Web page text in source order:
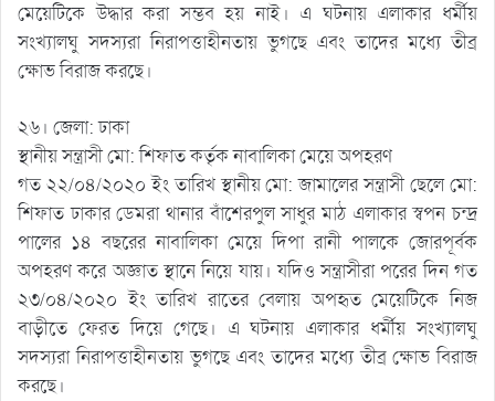
মেয়েটিকে উদ্ধার করা সম্ভব হয় নাই। এ ঘটনায় এলাকার ধর্মীয়
সংখ্যালঘু সদস্যরা নিরাপত্তাহীনতায় ভুগছে এবং তাদের মধ্যে তীব্র
ক্ষোভ বিরাজ করছে।
২৬। জেলা: ঢাকা
স্থানীয় সন্ত্রাসী মো: শিফাত কর্তৃক নাবালিকা মেয়ে অপহরণ
গত ২২/০৪/২০২০ ইং তারিখ স্থানীয় মো: জামালের সন্ত্রাসী ছেলে মো:
শিফাত ঢাকার ডেমরা থানার বাঁশেরপুল সাধুর মাঠ এলাকার স্বপন চন্দ্র
পালের ১৪ বছরের নাবালিকা মেয়ে দিপা রানী পালকে জোরপূর্বক
অপহরণ করে অজ্ঞাত স্থানে নিয়ে যায়। যদিও সন্ত্রাসীরা পরের দিন গত
২৩/০৪/২০২০ ইং তারিখ রাতের বেলায় অপহৃত মেয়েটিকে নিজ
বাড়ীতে ফেরত দিয়ে গেছে। এ ঘটনায় এলাকার ধর্মীয় সংখ্যালঘু
সদস্যরা নিরাপত্তাহীনতায় ভুগছে এবং তাদের মধ্যে তীব্র ক্ষোভ বিরাজ
করছে।